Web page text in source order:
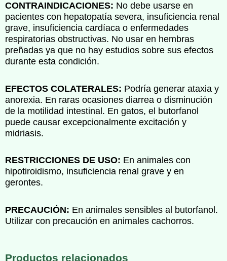
CONTRAINDICACIONES: No debe usarse en
pacientes con hepatopatía severa, insuficiencia renal
grave, insuficiencia cardíaca o enfermedades
respiratorias obstructivas. No usar en hembras
preñadas ya que no hay estudios sobre sus efectos
durante esta condición.
EFECTOS COLATERALES: Podría generar ataxia y
anorexia. En raras ocasiones diarrea o disminución
de la motilidad intestinal. En gatos, el butorfanol
puede causar excepcionalmente excitación y
midriasis.
RESTRICCIONES DE USO: En animales con
hipotiroidismo, insuficiencia renal grave y en
gerontes.
PRECAUCIÓN: En animales sensibles al butorfanol.
Utilizar con precaución en animales cachorros.
Productos relacionados